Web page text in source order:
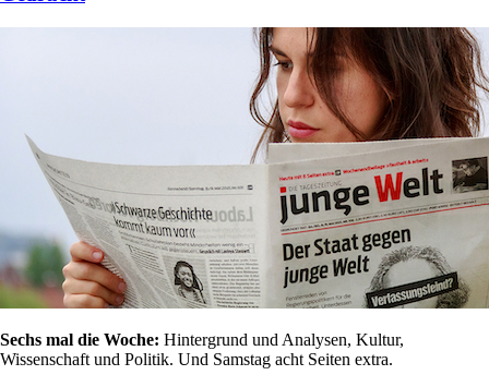
Sechs mal die Woche: Hintergrund und Analysen, Kultur,
Wissenschaft und Politik. Und Samstag acht Seiten extra.